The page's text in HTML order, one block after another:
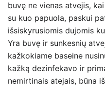
buvę ne vienas atvejis,
su kuo papuola, paskui
išsiskyrusiomis dujomis
Yra buvę ir sunkesnių
kažkokiame baseine
kažką dezinfekavo ir
nemirtinais atejais, būna